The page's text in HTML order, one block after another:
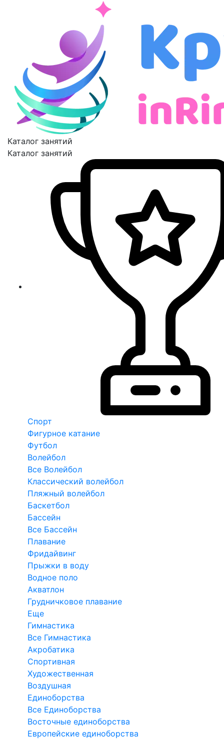
Каталог занятий
Каталог занятий
Спорт
Фигурное катание
Футбол
Волейбол
Все Волейбол
Классический волейбол
Пляжный волейбол
Баскетбол
Бассейн
Все Бассейн
Плавание
Фридайвинг
Прыжки в воду
Водное поло
Акватлон
Грудничковое плавание
Еще
Гимнастика
Все Гимнастика
Акробатика
Спортивная
Художественная
Воздушная
Единоборства
Все Единоборства
Восточные единоборства
Европейские единоборства